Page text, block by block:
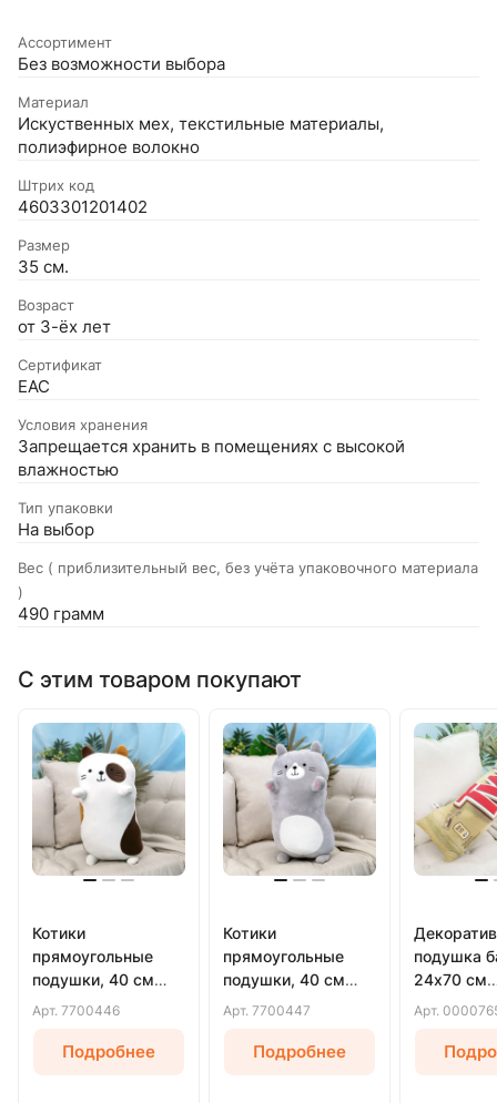
Ассортимент
Без возможности выбора
Материал
Искуственных мех, текстильные материалы,
полиэфирное волокно
Штрих код
4603301201402
Размер
35 см.
Возраст
от 3-ёх лет
Сертификат
EAC
Условия хранения
Запрещается хранить в помещениях с высокой
влажностью
Тип упаковки
На выбор
Вес ( приблизительный вес, без учёта упаковочного материала
)
490 грамм
С этим товаром покупают
Котики
прямоугольные
подушки, 40 см
(Белый)
Арт. 7700446
Подробнее
Котики
прямоугольные
подушки, 40 см
(Серый)
Арт. 7700447
Подробнее
подушка
24х70 см
(Бежевый)
Арт.